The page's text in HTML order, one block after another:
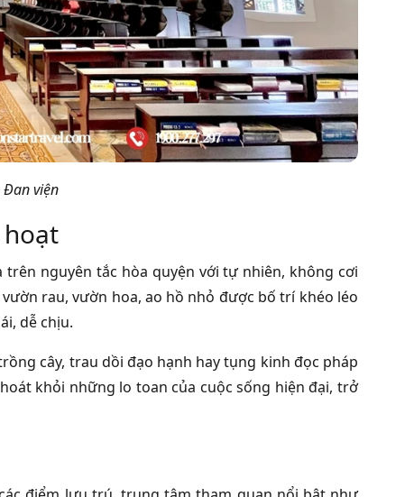
Đan viện
trên nguyên tắc hòa quyện với tự nhiên, không cơi
rau, vườn hoa, ao hồ nhỏ được bố trí khéo léo
dễ chịu.
cây, trau dồi đạo hạnh hay tụng kinh đọc pháp
khỏi những lo toan của cuộc sống hiện đại, trở